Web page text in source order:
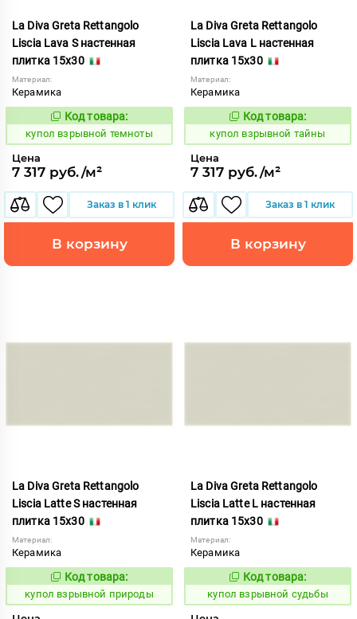
La Diva Greta Rettangolo
Liscia Lava S настенная
плитка 15x30
Материал:
Керамика
845602
Код товара:
купол взрывной темноты
Цена
7 317 руб./м²
Заказ в 1 клик
В корзину
La Diva Greta Rettangolo
Liscia Lava L настенная
плитка 15x30
Материал:
Керамика
845601
Код товара:
купол взрывной тайны
Цена
7 317 руб./м²
Заказ в 1 клик
В корзину
La Diva Greta Rettangolo
Liscia Latte S настенная
плитка 15x30
Материал:
Керамика
845600
Код товара:
купол взрывной природы
La Diva Greta Rettangolo
Liscia Latte L настенная
плитка 15x30
Материал:
Керамика
845599
Код товара:
купол взрывной судьбы